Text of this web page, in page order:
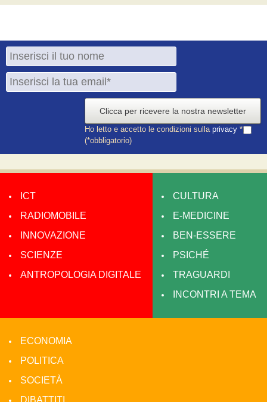
Clicca per ricevere la nostra newsletter
Ho letto e accetto le condizioni sulla privacy *
(*obbligatorio)
ICT
RADIOMOBILE
INNOVAZIONE
SCIENZE
ANTROPOLOGIA DIGITALE
CULTURA
E-MEDICINE
BEN-ESSERE
PSICHÉ
TRAGUARDI
INCONTRI A TEMA
ECONOMIA
POLITICA
SOCIETÀ